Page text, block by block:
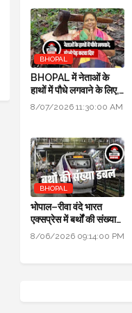
BHOPAL
BHOPAL में नेताओं के
हाथों में पौधे लगवाने के लिए,
700 हरे भरे पेड़ कटवा दिए
8/07/2026 11:30:00 AM
BHOPAL
भोपाल–रीवा वंदे भारत
एक्सप्रेस में बर्थों की संख्या
डबल से ज्यादा हुई
8/06/2026 09:14:00 PM